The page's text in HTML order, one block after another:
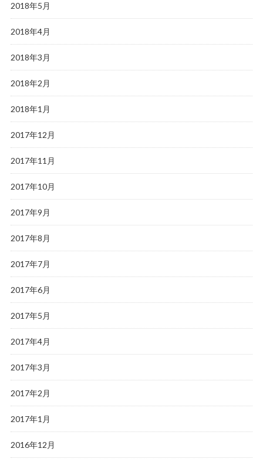
2018年5月
2018年4月
2018年3月
2018年2月
2018年1月
2017年12月
2017年11月
2017年10月
2017年9月
2017年8月
2017年7月
2017年6月
2017年5月
2017年4月
2017年3月
2017年2月
2017年1月
2016年12月